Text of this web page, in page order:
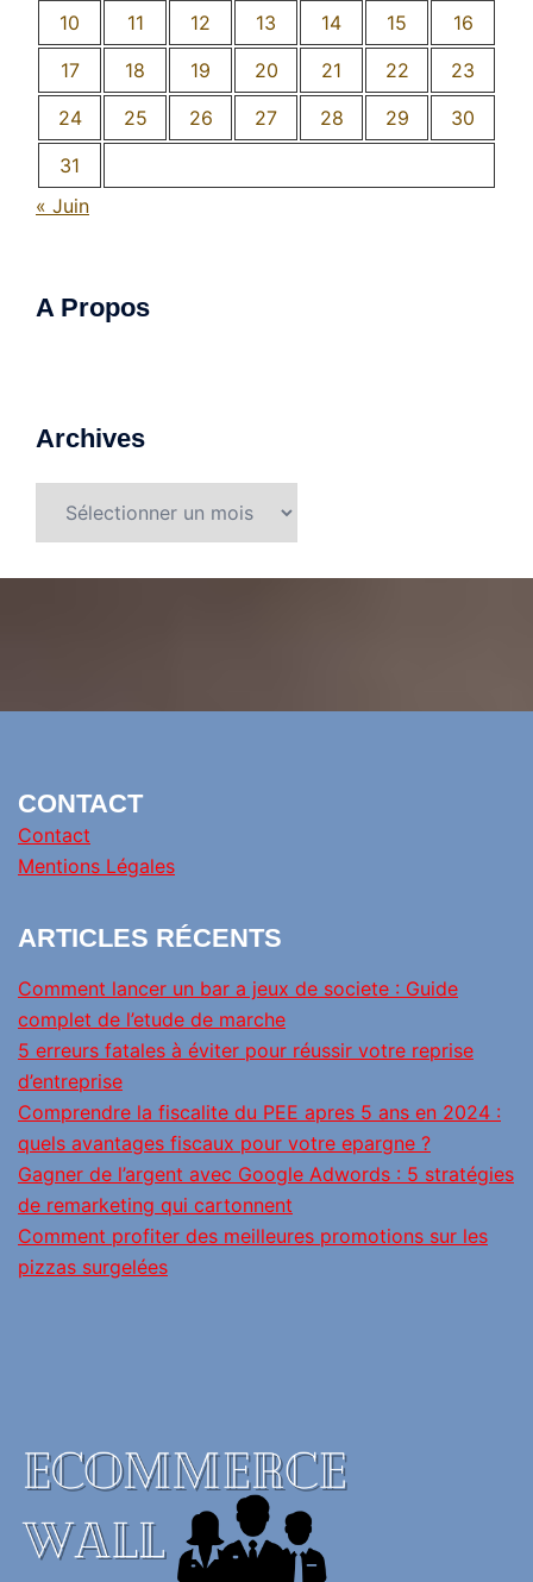
10
11 12 13 14 15
16
17
18 19 20 21 22
23
24
25 26 27 28 29
30
31
« Juin
A Propos
Archives
CONTACT
Contact
Mentions Légales
ARTICLES RÉCENTS
Comment lancer un bar a jeux de societe : Guide
complet de l’etude de marche
5 erreurs fatales à éviter pour réussir votre reprise
d’entreprise
Comprendre la fiscalite du PEE apres 5 ans en 2024 :
quels avantages fiscaux pour votre epargne ?
Gagner de l’argent avec Google Adwords : 5 stratégies
de remarketing qui cartonnent
Comment profiter des meilleures promotions sur les
pizzas surgelées